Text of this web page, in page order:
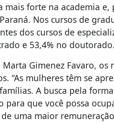
mais forte na academia e,
Nos cursos de
dos cursos de
e 53,4% no doutorado.
Gimenez Favaro, os
“As mulheres têm se
A busca pela
que você possa
uma maior